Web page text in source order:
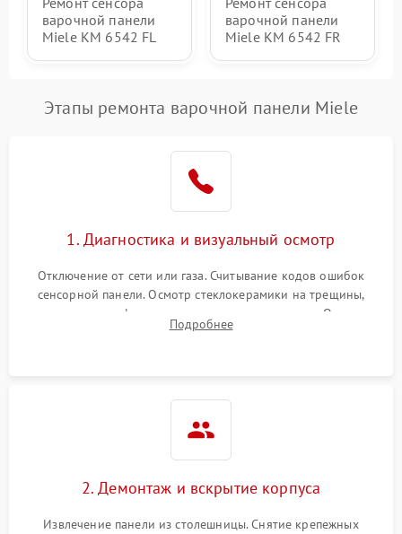
варочной панели
Miele KM 6542 FL
варочной панели
Miele KM 6542 FR
Этапы ремонта варочной панели Miele
1. Диагностика и визуальный осмотр
Отключение от сети или газа. Считывание кодов ошибок
сенсорной панели. Осмотр стеклокерамики на трещины,
проверка конфорок на равномерность нагрева. Опрос
клиента о симптомах (не включается, не видит посуду,
Подробнее
2. Демонтаж и вскрытие корпуса
Извлечение панели из столешницы. Снятие крепежных